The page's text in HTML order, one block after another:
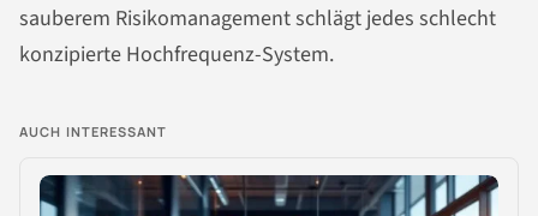
sauberem Risikomanagement schlägt jedes schlecht
konzipierte Hochfrequenz-System.
AUCH INTERESSANT